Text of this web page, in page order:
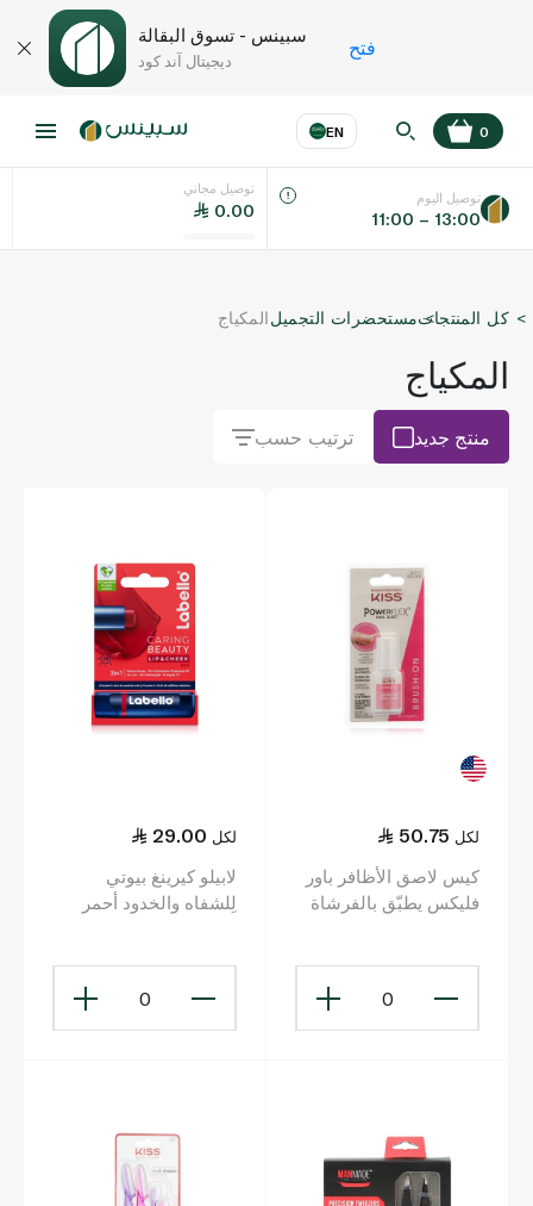
سبينس - تسوق البقالة
ديجيتال آند كود
فتح
EN
اللغة عر
KSA
0
توصيل مجاني
0.00
توصيل اليوم
11:00 – 13:00
كل المنتجاتمستحضرات التجميلالمكياج
المكياج
منتج جديد ترتيب حسب
50.75 لكل
كيس لاصق الأظافر باور
فليكس يطبّق بالفرشاة
0
29.00 لكل
لابيلو كيرينغ بيوتي
لِلشفاه والخدود أحمر
0